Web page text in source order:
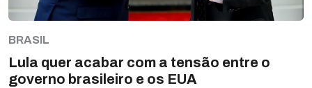
BRASIL
Lula quer acabar com a tensão entre o
governo brasileiro e os EUA